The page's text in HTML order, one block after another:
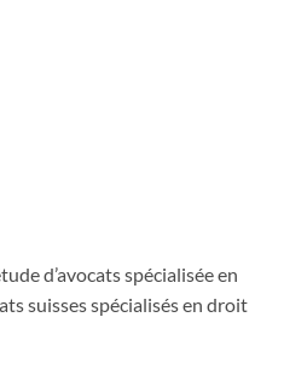
d’avocats spécialisée en
suisses spécialisés en droit